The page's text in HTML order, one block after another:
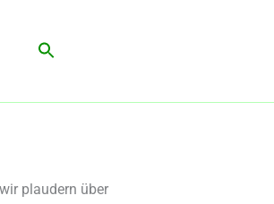
plaudern über